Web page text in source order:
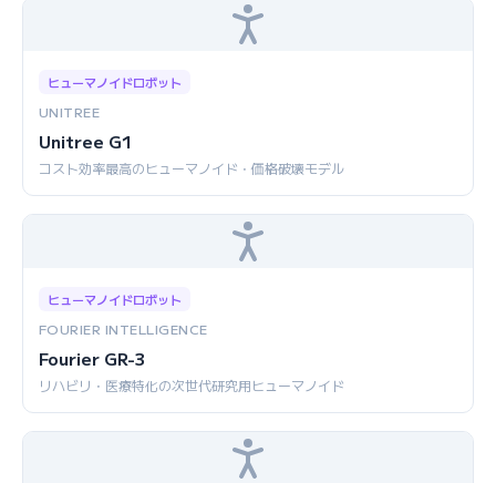
ヒューマノイドロボット
UNITREE
Unitree G1
コスト効率最高のヒューマノイド・価格破壊モデル
ヒューマノイドロボット
FOURIER INTELLIGENCE
Fourier GR-3
リハビリ・医療特化の次世代研究用ヒューマノイド